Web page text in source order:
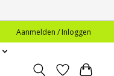
Aanmelden / Inloggen